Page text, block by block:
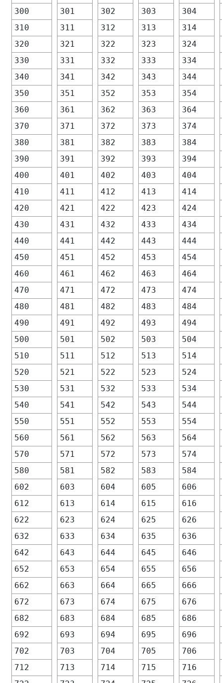
300
301 302 303
304
310
311 312 313
314
320
321 322 323
324
330
331 332 333
334
340
341 342 343
344
350
351 352 353
354
360
361 362 363
364
370
371 372 373
374
380
381 382 383
384
390
391 392 393
394
400
401 402 403
404
410
411 412 413
414
420
421 422 423
424
430
431 432 433
434
440
441 442 443
444
450
451 452 453
454
460
461 462 463
464
470
471 472 473
474
480
481 482 483
484
490
491 492 493
494
500
501 502 503
504
510
511 512 513
514
520
521 522 523
524
530
531 532 533
534
540
541 542 543
544
550
551 552 553
554
560
561 562 563
564
570
571 572 573
574
580
581 582 583
584
602
603 604 605
606
612
613 614 615
616
622
623 624 625
626
632
633 634 635
636
642
643 644 645
646
652
653 654 655
656
662
663 664 665
666
672
673 674 675
676
682
683 684 685
686
692
693 694 695
696
702
703 704 705
706
712
713 714 715
716